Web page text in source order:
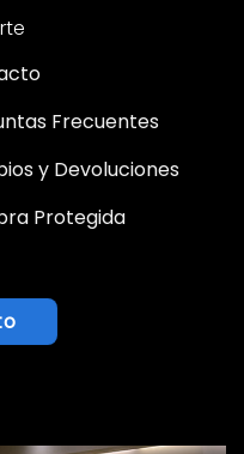
Frecuentes
y Devoluciones
Protegida